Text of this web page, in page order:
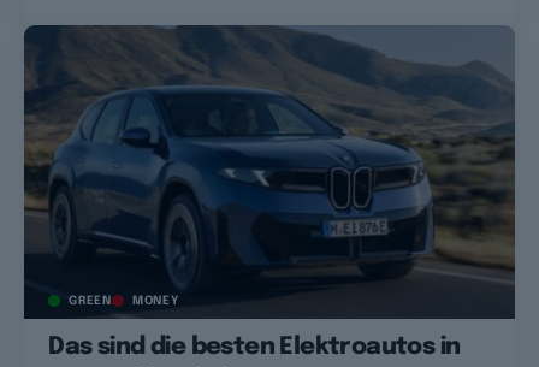
GREEN MONEY
Das sind die besten Elektroautos in